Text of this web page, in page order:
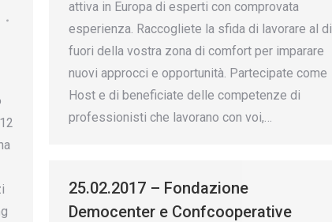
attiva in Europa di esperti con comprovata
esperienza. Raccogliete la sfida di lavorare al di
fuori della vostra zona di comfort per imparare
nuovi approcci e opportunità. Partecipate come
Host e di beneficiate delle competenze di
professionisti che lavorano con voi,…
25.02.2017 – Fondazione
Democenter e Confcooperative